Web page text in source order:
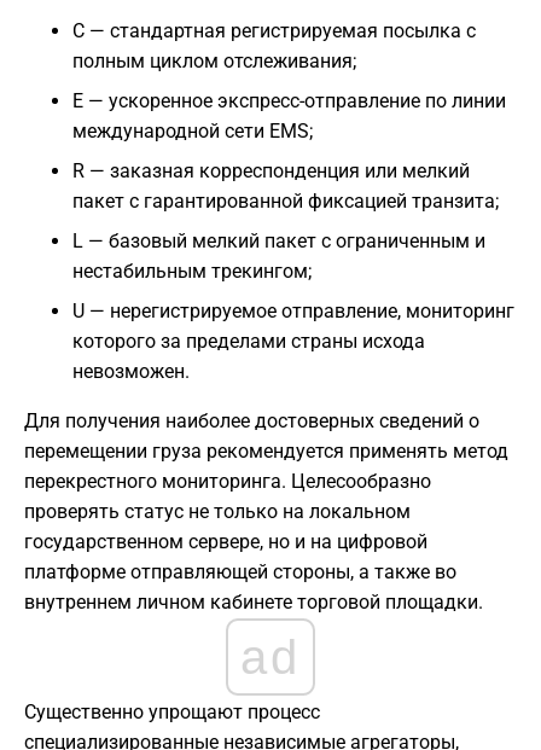
C — стандартная регистрируемая посылка с
полным циклом отслеживания;
E — ускоренное экспресс-отправление по линии
международной сети EMS;
R — заказная корреспонденция или мелкий
пакет с гарантированной фиксацией транзита;
L — базовый мелкий пакет с ограниченным и
нестабильным трекингом;
U — нерегистрируемое отправление, мониторинг
которого за пределами страны исхода
невозможен.
Для получения наиболее достоверных сведений о
перемещении груза рекомендуется применять метод
перекрестного мониторинга. Целесообразно
проверять статус не только на локальном
государственном сервере, но и на цифровой
платформе отправляющей стороны, а также во
внутреннем личном кабинете торговой площадки.
ad
Существенно упрощают процесс
специализированные независимые агрегаторы,